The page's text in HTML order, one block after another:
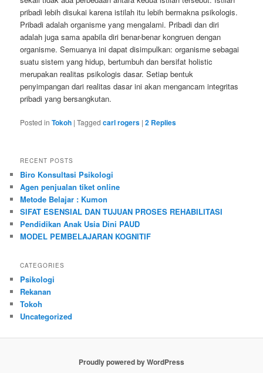
pribadi lebih disukai karena istilah itu lebih bermakna psikologis.
Pribadi adalah organisme yang mengalami. Pribadi dan diri
adalah juga sama apabila diri benar-benar kongruen dengan
organisme. Semuanya ini dapat disimpulkan: organisme sebagai
suatu sistem yang hidup, bertumbuh dan bersifat holistic
merupakan realitas psikologis dasar. Setiap bentuk
penyimpangan dari realitas dasar ini akan mengancam integritas
pribadi yang bersangkutan.
Posted in Tokoh |Tagged carl rogers |2 Replies
RECENT POSTS
Biro Konsultasi Psikologi
Agen penjualan tiket online
Metode Belajar : Kumon
SIFAT ESENSIAL DAN TUJUAN PROSES REHABILITASI
Pendidikan Anak Usia Dini PAUD
MODEL PEMBELAJARAN KOGNITIF
CATEGORIES
Psikologi
Rekanan
Tokoh
Uncategorized
Proudly powered by WordPress